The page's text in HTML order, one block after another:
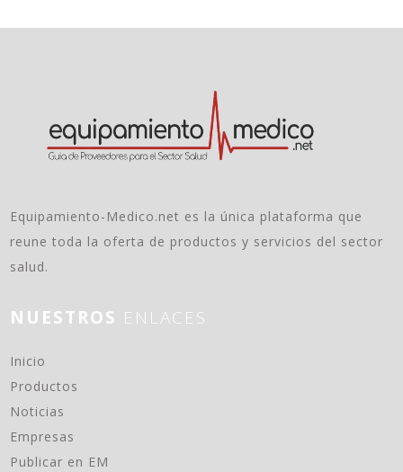
Equipamiento-Medico.net es la única plataforma que
reune toda la oferta de productos y servicios del sector
salud.
NUESTROS ENLACES
Inicio
Productos
Noticias
Empresas
Publicar en EM